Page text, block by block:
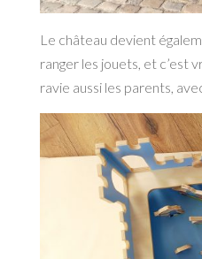
Le château devient
ranger les jouets, et c’est
ravie aussi les parents,